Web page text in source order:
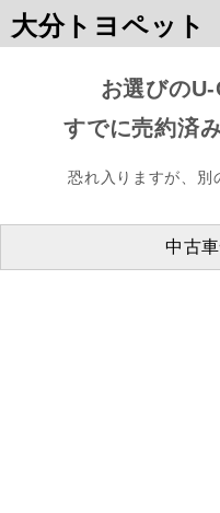
大分トヨペット
お選びの
すでに売約済
恐れ入りますが、別
中古